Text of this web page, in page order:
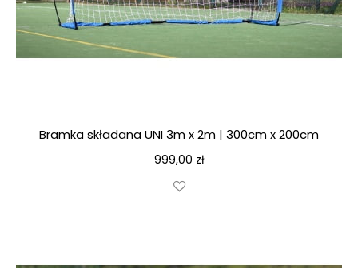
Bramka składana UNI 3m x 2m | 300cm x 200cm
999,00 zł